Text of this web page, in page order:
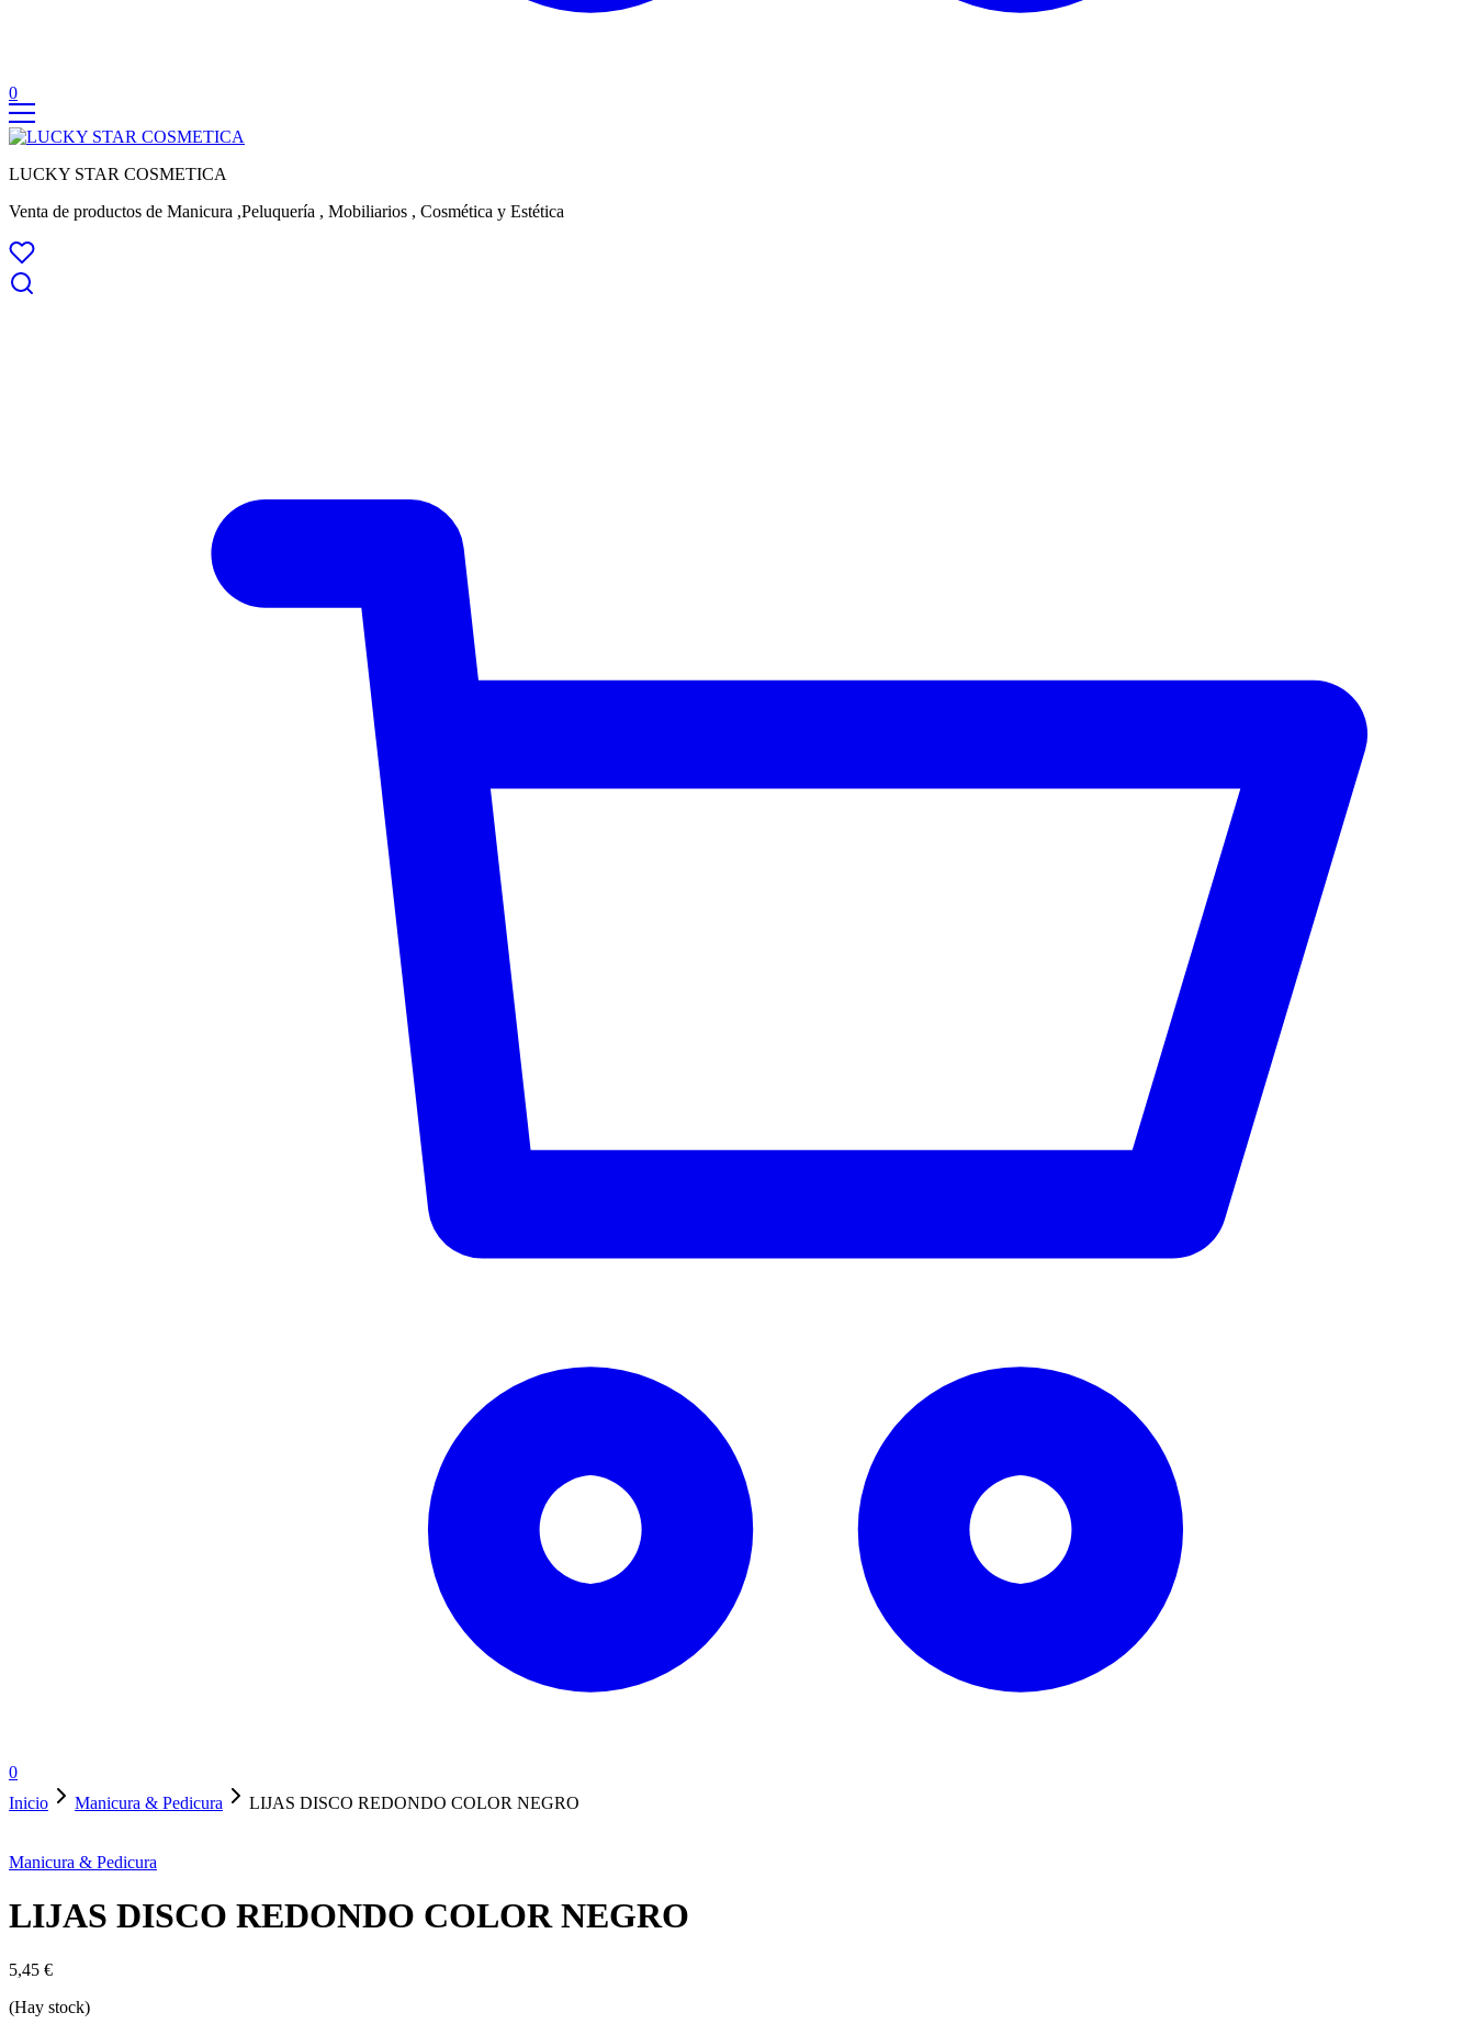
0
LUCKY STAR COSMETICA
Venta de productos de Manicura ,Peluquería , Mobiliarios , Cosmética y Estética
0
Inicio
Manicura & Pedicura LIJAS DISCO REDONDO COLOR NEGRO
Manicura & Pedicura
LIJAS DISCO REDONDO COLOR NEGRO
5,45 €
(Hay stock)